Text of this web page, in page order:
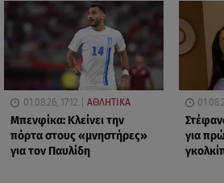
01.08.26, 17:12 ΑΘΛΗΤΙΚΑ
Μπενφίκα: Κλείνει την
πόρτα στους «μνηστήρες»
για τον Παυλίδη
για